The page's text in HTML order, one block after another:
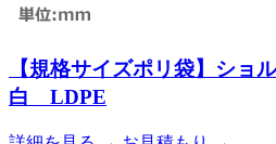
【規格サイズポリ袋】シ
白 LDPE